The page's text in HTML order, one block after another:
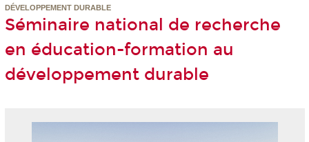
DÉVELOPPEMENT DURABLE
Séminaire national de recherche
en éducation-formation au
développement durable